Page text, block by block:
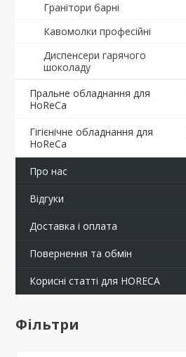
Гранітори барні
Кавомолки професійні
Диспенсери гарячого
шоколаду
Пральне обладнання для
HoReCa
Гігієнічне обладнання для
HoReCa
Про нас
Відгуки
Доставка і оплата
Повернення та обмін
Корисні статті для HORECA
Фільтри